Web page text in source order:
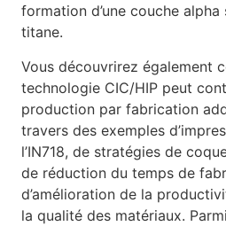
formation d’une couche
titane.
Vous découvrirez également
technologie CIC/HIP peut
production par fabrication
travers des exemples
l’IN718, de stratégies de
de réduction du temps de
d’amélioration de la
la qualité des matériaux.